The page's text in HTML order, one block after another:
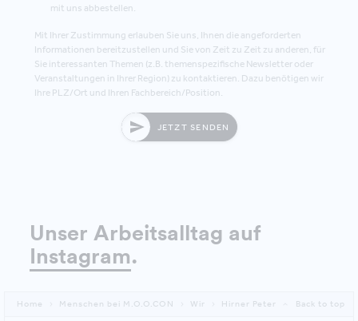
mit uns abbestellen.
Mit Ihrer Zustimmung erlauben Sie uns, Ihnen die angeforderten
Informationen bereitzustellen und Sie von Zeit zu Zeit zu anderen, für
Sie interessanten Themen (z.B. themenspezifische Newsletter oder
Veranstaltungen in Ihrer Region) zu kontaktieren. Dazu benötigen wir
Ihre PLZ/Ort und Ihren Fachbereich/Position.
JETZT SENDEN
Unser Arbeitsalltag auf
Instagram.
Home Menschen bei M.O.O.CON Wir Hirner Peter Back to top